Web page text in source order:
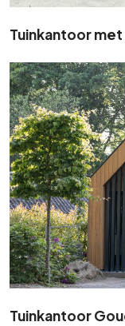
Tuinkantoor
Tuinkantoor